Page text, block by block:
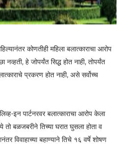
कोणतीही महिला बलात्काराचा आरोप
हे जोपर्यंत सिद्ध होत नाही, तोपर्यंत
प्रकरण होत नाही, असे सर्वोच्च
इन पार्टनरवर बलात्काराचा आरोप केला
बळजबरीने तिच्या घरात घुसला होता व
विवाहाच्या बहाण्याने तिचे १६ वर्षे शोषण